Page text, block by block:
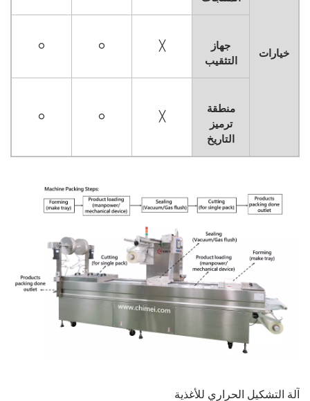
خيارات
جهاز
التثقيب
╳
○
○
منطقة
ترميز
التاريخ
╳
○
○
آلة التشكيل الحراري للأغذية